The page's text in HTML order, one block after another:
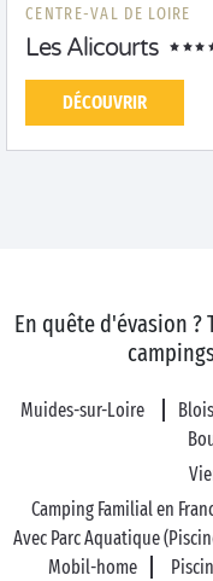
CENTRE-VAL DE LOIRE
Les Alicourts
DÉCOUVRIR
En quête d'évasion
Muides-sur-Loire Blois
Camping Familial en
Avec Parc Aquatique
Mobil-home